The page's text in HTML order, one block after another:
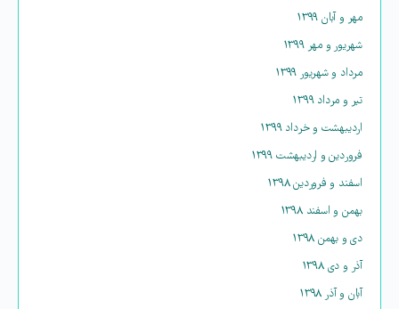
مهر و آبان ۱۳۹۹
شهریور و مهر ۱۳۹۹
مرداد و شهریور ۱۳۹۹
تیر و مرداد ۱۳۹۹
اردیبهشت و خرداد ۱۳۹۹
فروردین و اردیبهشت ۱۳۹۹
اسفند و فروردین ۱۳۹۸
بهمن و اسفند ۱۳۹۸
دی و بهمن ۱۳۹۸
آذر و دی ۱۳۹۸
آبان و آذر ۱۳۹۸